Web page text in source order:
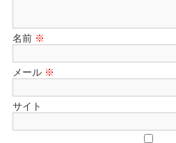
名前 ※
メール ※
サイト